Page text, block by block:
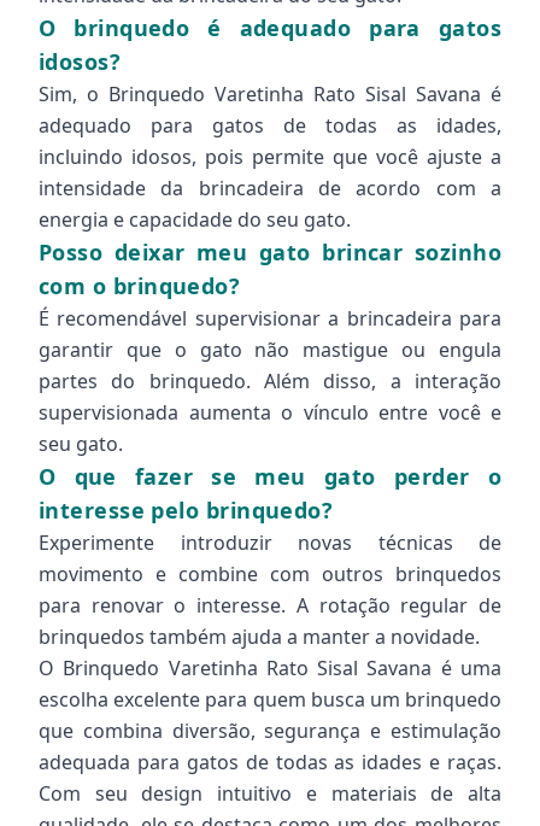
O brinquedo é adequado para gatos
idosos?
Sim, o Brinquedo Varetinha Rato Sisal Savana é
adequado para gatos de todas as idades,
incluindo idosos, pois permite que você ajuste a
intensidade da brincadeira de acordo com a
energia e capacidade do seu gato.
Posso deixar meu gato brincar sozinho
com o brinquedo?
É recomendável supervisionar a brincadeira para
garantir que o gato não mastigue ou engula
partes do brinquedo. Além disso, a interação
supervisionada aumenta o vínculo entre você e
seu gato.
O que fazer se meu gato perder o
interesse pelo brinquedo?
Experimente introduzir novas técnicas de
movimento e combine com outros brinquedos
para renovar o interesse. A rotação regular de
brinquedos também ajuda a manter a novidade.
O Brinquedo Varetinha Rato Sisal Savana é uma
escolha excelente para quem busca um brinquedo
que combina diversão, segurança e estimulação
adequada para gatos de todas as idades e raças.
Com seu design intuitivo e materiais de alta